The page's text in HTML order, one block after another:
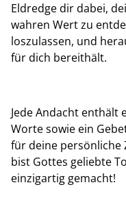
Eldredge dir dabei,
wahren Wert zu
loszulassen, und
für dich bereithält.
Jede Andacht enthält
Worte sowie ein
für deine persönliche
bist Gottes geliebte
einzigartig gemacht!